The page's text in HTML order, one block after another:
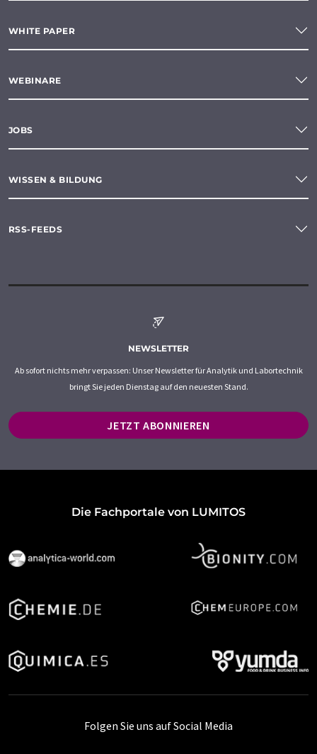
WHITE PAPER
WEBINARE
JOBS
WISSEN & BILDUNG
RSS-FEEDS
NEWSLETTER
Ab sofort nichts mehr verpassen: Unser Newsletter für Analytik und Labortechnik
bringt Sie jeden Dienstag auf den neuesten Stand.
JETZT ABONNIEREN
Die Fachportale von LUMITOS
Folgen Sie uns auf Social Media